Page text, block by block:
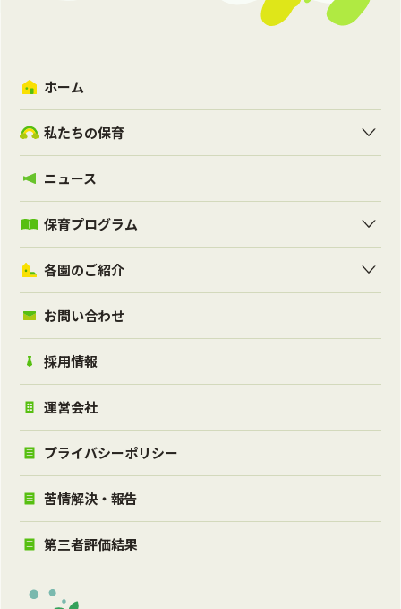
ホーム
私たちの保育
ニュース
保育プログラム
各園のご紹介
お問い合わせ
採用情報
運営会社
プライバシーポリシー
苦情解決・報告
第三者評価結果